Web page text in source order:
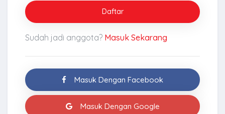
Daftar
Sudah jadi anggota? Masuk Sekarang
Masuk Dengan Facebook
Masuk Dengan Google